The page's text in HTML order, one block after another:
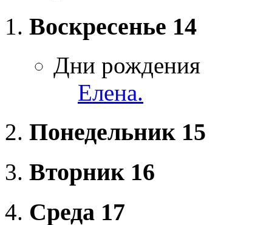
Воскресенье 14
Дни рождения
Елена.
Понедельник 15
Вторник 16
Среда 17